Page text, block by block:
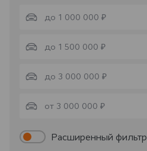
до 1 000 000 ₽
до 1 500 000 ₽
до 3 000 000 ₽
от 3 000 000 ₽
Расширенный фильтр